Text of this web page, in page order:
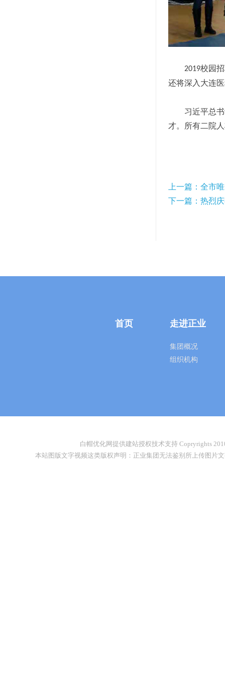
2019校园
还将深入大连
习近平总
才。所有二院
上一篇：全市
下一篇：热烈
首页 走进正业
集团概况
组织机构
白帽优化网提供建站授权技术支持 Copryrights
本站图版文字视频这类版权声明：正业集团无法鉴别所上传图片